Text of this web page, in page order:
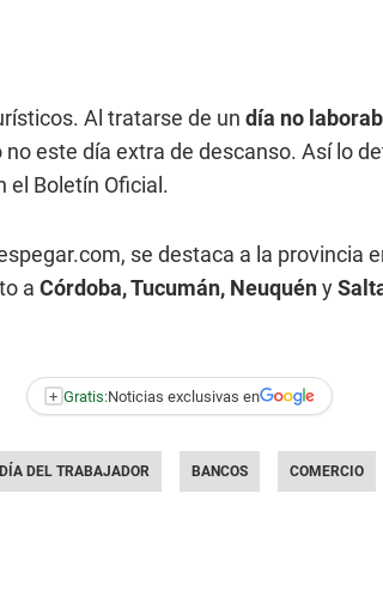
Al tratarse de un día no
este día extra de descanso. Así lo
el Boletín Oficial.
se destaca a la provincia
a Córdoba, Tucumán, Neuquény
+ Gratis:Noticias exclusivas en
DÍA DEL TRABAJADOR BANCOS COMERCIO